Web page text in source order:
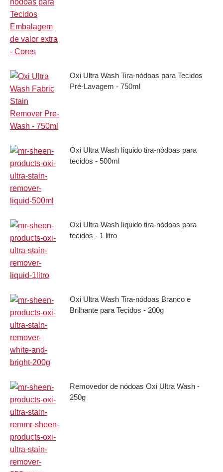
Oxi Ultra Wash Tira-nódoas para Tecidos
Pré-Lavagem - 750ml
Oxi Ultra Wash líquido tira-nódoas para
tecidos - 500ml
Oxi Ultra Wash líquido tira-nódoas para
tecidos - 1 litro
Oxi Ultra Wash Tira-nódoas Branco e
Brilhante para Tecidos - 200g
Removedor de nódoas Oxi Ultra Wash -
250g